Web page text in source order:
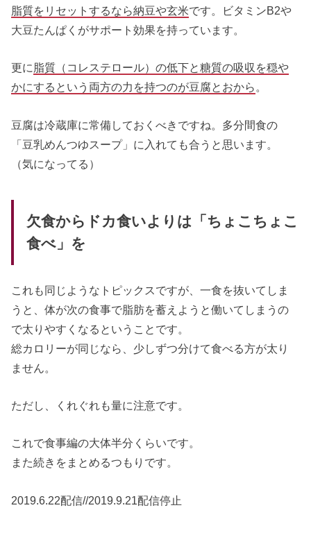
脂質をリセットするなら納豆や玄米です。ビタミンB2や
大豆たんぱくがサポート効果を持っています。
更に 脂質（コレステロール）の低下と糖質の吸収を穏や
かにするという両方の力を持つのが豆腐とおから 。
豆腐は冷蔵庫に常備しておくべきですね。多分間食の
「豆乳めんつゆスープ」に入れても合うと思います。
（気になってる）
欠食からドカ食いよりは「ちょこちょこ
食べ」を
これも同じようなトピックスですが、一食を抜いてしま
うと、体が次の食事で脂肪を蓄えようと働いてしまうの
で太りやすくなるということです。
総カロリーが同じなら、少しずつ分けて食べる方が太り
ません。
ただし、くれぐれも量に注意です。
これで食事編の大体半分くらいです。
また続きをまとめるつもりです。
2019.6.22配信//2019.9.21配信停止